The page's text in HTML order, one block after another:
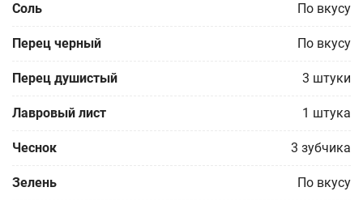
Соль По вкусу
Перец черный По вкусу
Перец душистый 3 штуки
Лавровый лист 1 штука
Чеснок 3 зубчика
Зелень По вкусу